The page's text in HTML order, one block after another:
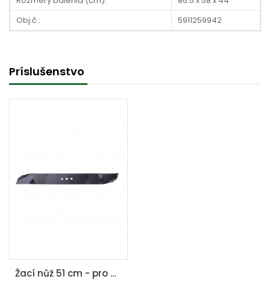
Obj.č.:
5911259942
Príslušenstvo
Žací nůž 51 cm - pro MS 173-51 / MS 173-51 E